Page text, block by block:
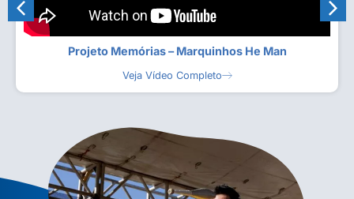
Projeto Memórias – Marquinhos He Man
Veja Vídeo Completo